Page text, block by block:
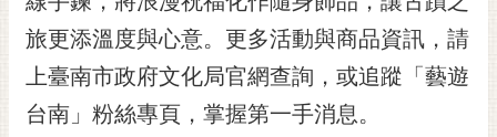
網
資
料
旅更添溫度與心意。更多活動與商品資訊，請
上臺南市政府文化局官網查詢，或追蹤「藝遊
台南」粉絲專頁，掌握第一手消息。